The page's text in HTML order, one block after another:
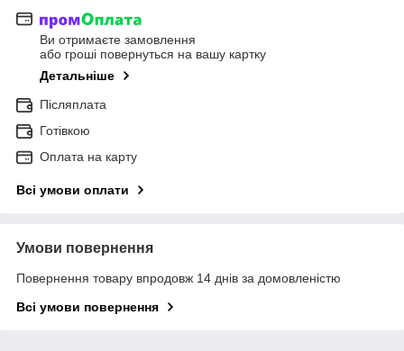
Ви отримаєте замовлення
або гроші повернуться на вашу картку
Детальніше
Післяплата
Готівкою
Оплата на карту
Всі умови оплати
Умови повернення
Повернення товару впродовж 14 днів за домовленістю
Всі умови повернення